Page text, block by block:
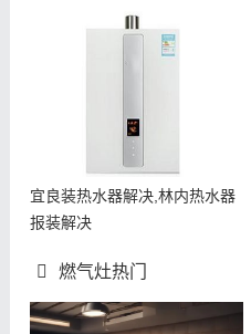
宜良装热水器解决,林内热水器
报装解决
燃气灶热门